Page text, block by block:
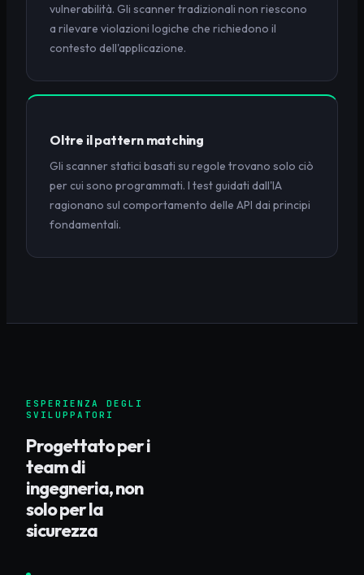
vulnerabilità. Gli scanner tradizionali non riescono
a rilevare violazioni logiche che richiedono il
contesto dell'applicazione.
Oltre il pattern matching
Gli scanner statici basati su regole trovano solo ciò
per cui sono programmati. I test guidati dall'IA
ragionano sul comportamento delle API dai principi
fondamentali.
ESPERIENZA DEGLI
SVILUPPATORI
Progettato per i
team di
ingegneria, non
solo per la
sicurezza